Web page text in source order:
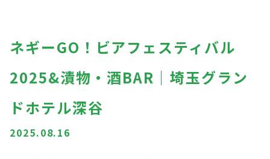
ネギーGO！ビアフェスティバル
2025&漬物・酒BAR｜埼玉グラン
ドホテル深谷
2025.08.16